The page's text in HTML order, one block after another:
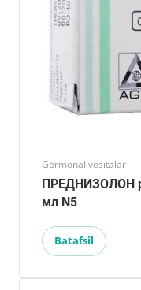
Gormonal vositalar
ПРЕДНИЗОЛОН
мл N5
Batafsil